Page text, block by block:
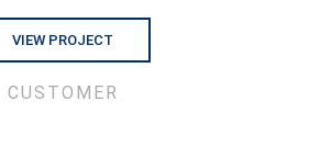
VIEW PROJECT
CUSTOMER